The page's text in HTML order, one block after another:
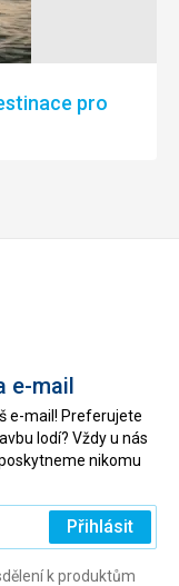
pro
e-mail
e-mail! Preferujete
lodí? Vždy u nás
nikomu
Přihlásit
k produktům